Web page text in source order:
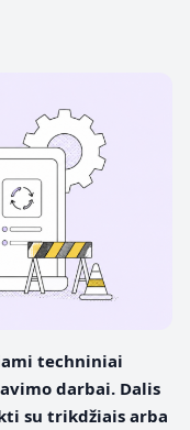
techniniai
darbai. Dalis
su trikdžiais arba